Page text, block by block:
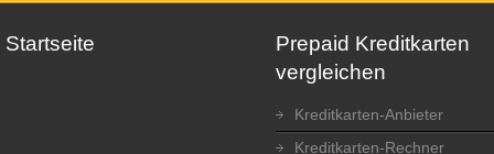
Startseite
Prepaid Kreditkarten
vergleichen
Kreditkarten-Anbieter
Kreditkarten-Rechner